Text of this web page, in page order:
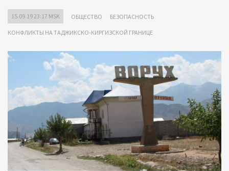
15.09.19 23:17 MSK ОБЩЕСТВО БЕЗОПАСНОСТЬ
КОНФЛИКТЫ НА ТАДЖИКСКО-КИРГИЗСКОЙ ГРАНИЦЕ